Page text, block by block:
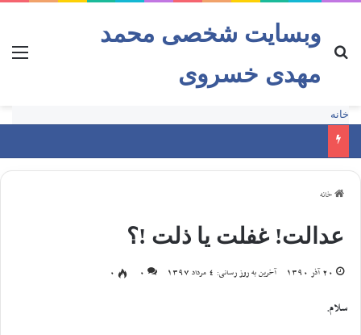
وبسایت شخصی محمد
مهدی خسروی
خانه
خانه
عدالت! غفلت یا ذلت !؟
20 آذر 1390 آخرین به روز رسانی: 4 مرداد 1397 0
0
سلام.